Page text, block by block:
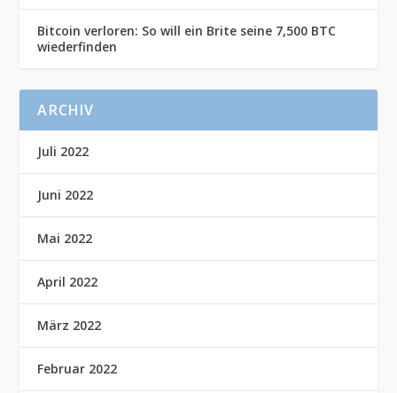
Bitcoin verloren: So will ein Brite seine 7,500 BTC
wiederfinden
ARCHIV
Juli 2022
Juni 2022
Mai 2022
April 2022
März 2022
Februar 2022